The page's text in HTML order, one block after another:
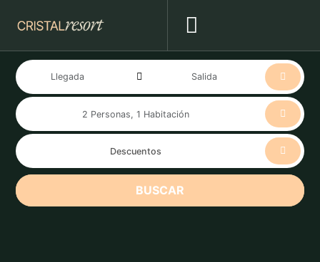
BUSCAR